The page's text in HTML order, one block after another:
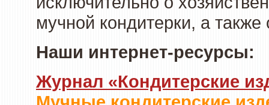
мучной кондитерки, а
Наши интернет-ресурсы:
Журнал «Кондитерские